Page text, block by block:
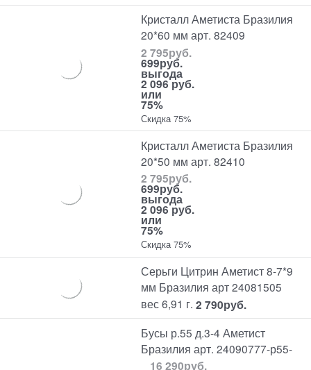
Кристалл Аметиста Бразилия
20*60 мм арт. 82409
2 795руб.
699руб.
выгода
2 096 руб.
или
75%
Скидка 75%
Кристалл Аметиста Бразилия
20*50 мм арт. 82410
2 795руб.
699руб.
выгода
2 096 руб.
или
75%
Скидка 75%
Серьги Цитрин Аметист 8-7*9
мм Бразилия арт 24081505
вес 6,91 г. 2 790руб.
Бусы р.55 д.3-4 Аметист
Бразилия арт. 24090777-р55-
16 290руб.